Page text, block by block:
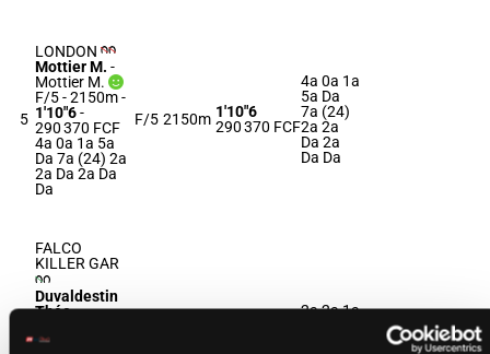
5
LONDON
Mottier M. -
Mottier M.
F/5 - 2150m-
1'10"6-
290 370 FCF
4a 0a 1a 5a
Da 7a (24) 2a
2a Da 2a Da
Da
F/5 2150m 1'10"6
290 370 FCF
4a 0a 1a
5a Da
7a (24)
2a 2a
Da 2a
Da Da
6
FALCO
KILLER GAR
Duvaldestin
Théo-
Th.
2a 2a 1a